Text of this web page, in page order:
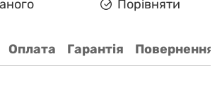
Порівняти
Оплата Гарантія Повернення